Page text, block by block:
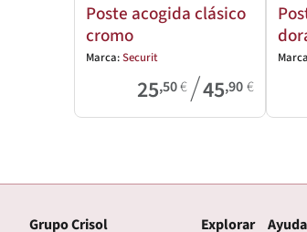
Poste acogida clásico
cromo
Marca:Securit
25,50€/45,90€
Grupo Crisol
Explorar Ayuda